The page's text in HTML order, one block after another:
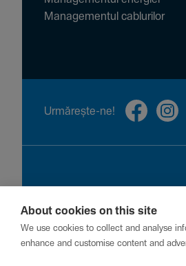
Managementul cablurilor
Urmă­rește-ne!
Privacy Cookies
About cookies on this site
We use cookies to collect and analyse
enhance and customise content and